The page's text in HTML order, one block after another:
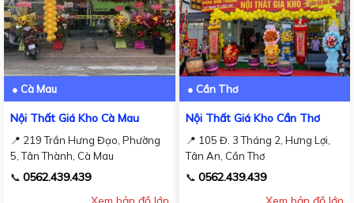
● Cà Mau
Nội Thất Giá Kho Cà Mau
📍 219 Trần Hưng Đạo, Phường
5, Tân Thành, Cà Mau
📞 0562.439.439
● Cần Thơ
Nội Thất Giá Kho Cần Thơ
📍 105 Đ. 3 Tháng 2, Hưng Lợi,
Tân An, Cần Thơ
📞 0562.439.439